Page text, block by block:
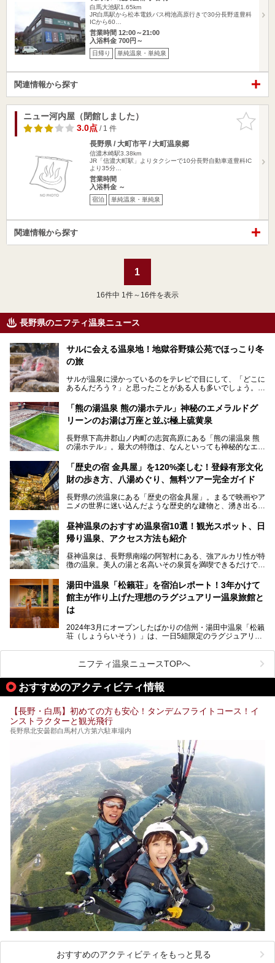
白馬大池駅1.65km
JR白馬駅から松本電鉄バス栂池高原行きで30分長野道豊科
ICから60…
営業時間 12:00～21:00
入浴料金 700円～
日帰り 単純温泉・単純泉
関連情報から探す
お気に入
りに追加
ニュー河内屋（閉館しました）
3.0点/ 1 件
長野県 / 大町市平 / 大町温泉郷
信濃木崎駅3.38km
JR「信濃大町駅」よりタクシーで10分長野自動車道豊科IC
より35分…
営業時間
入浴料金 ～
宿泊 単純温泉・単純泉
関連情報から探す
1
16件中 1件～16件を表示
長野県のニフティ温泉ニュース
サルに会える温泉地！地獄谷野猿公苑でほっこり冬
の旅
サルが温泉に浸かっているのをテレビで目にして、「どこに
あるんだろう？」と思ったことがある人も多いでしょう。
この微笑ましい光景は、長野県にある「地獄谷野猿公苑」で
見られるもので、野生のサルが雪景色の中で温泉に浸かる姿
を間近で観察できます。
本記事では、地獄谷野猿公苑の魅力や見どころ、サルと温泉
との関係性、地獄谷周辺の観光スポットについて紹介しま
ので、野生のサルを観察する貴重な自然体験と温泉をあわせ
て楽しみたい人は、ぜひ参考にしてください。
「熊の湯温泉 熊の湯ホテル」神秘のエメラルドグ
リーンのお湯は万座と並ぶ極上硫黄泉
長野県下高井郡山ノ内町の志賀高原にある「熊の湯温泉 熊
の湯ホテル」。最大の特徴は、なんといっても神秘的なエメ
リピートするファンも多い温泉です。冬はスキーと一緒に楽
しみたい極上の温泉を紹介します。
「歴史の宿 金具屋」を120%楽しむ！登録有形文化
財の歩き方、八湯めぐり、無料ツアー完全ガイド
長野県の渋温泉にある「歴史の宿金具屋」。まるで映画やア
ニメの世界に迷い込んだような歴史的な建物と、湧き出る温
を隅々まで楽しみたいですよね。この記事では、金具屋での
滞在を最高の思い出にするための「楽しみ方」を徹底的にご
紹介します！
昼神温泉のおすすめ温泉宿10選！観光スポット、日
帰り温泉、アクセス方法も紹介
昼神温泉は、長野県南端の阿智村にある、強アルカリ性が特
徴の温泉。美人の湯と名高いその泉質を満喫できるだけでな
昼神温泉では、朝市などの観光スポットや、信州名物のおや
きを楽しめるグルメスポットなど、観光を楽しむにはぴった
りの場所が豊富にあります。
この記事では、昼神温泉での滞在を充実させる宿泊施設や日
帰り温泉、見どころ満載の観光・グルメスポットに加え、ア
クセス方法も順に紹介します。
湯田中温泉「松籟荘」を宿泊レポート！3年かけて
館主が作り上げた理想のラグジュアリー温泉旅館と
は
2024年3月にオープンしたばかりの信州・湯田中温泉「松籟
荘（しょうらいそう）」は、一日5組限定のラグジュアリー
ライベートに楽しめる非日常感が味わえます。また宿泊者は
道向かいの「よろづや」の大浴場「桃山風呂」や共同浴場の
「湯田中大湯」も利用ができます。
極上のお湯に浸り上質なお料理に舌鼓、特別な日に泊まりた
い湯田中温泉「松籟荘」を、実際に宿泊した目線で紹介しま
ニフティ温泉ニュースTOPへ
おすすめのアクティビティ情報
【長野・白馬】初めての方も安心！タンデムフライトコース！イ
ンストラクターと観光飛行
長野県北安曇郡白馬村八方第六駐車場内
おすすめのアクティビティをもっと見る